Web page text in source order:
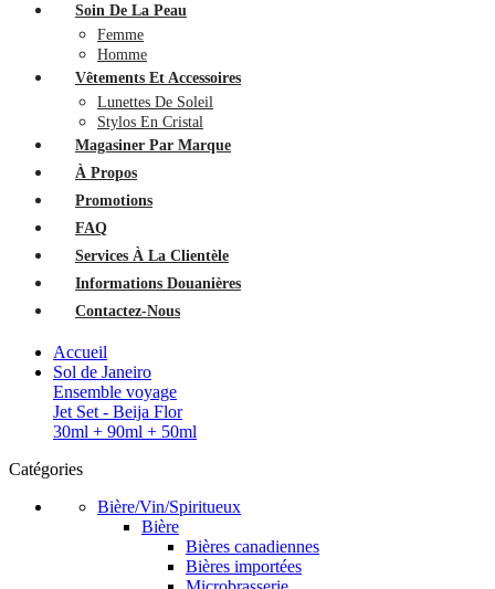
Soin De La Peau
Femme
Homme
Vêtements Et Accessoires
Lunettes De Soleil
Stylos En Cristal
Magasiner Par Marque
À Propos
Promotions
FAQ
Services À La Clientèle
Informations Douanières
Contactez-Nous
Accueil
Sol de Janeiro
Ensemble voyage
Jet Set - Beija Flor
30ml + 90ml + 50ml
Catégories
Bière/Vin/Spiritueux
Bière
Bières canadiennes
Bières importées